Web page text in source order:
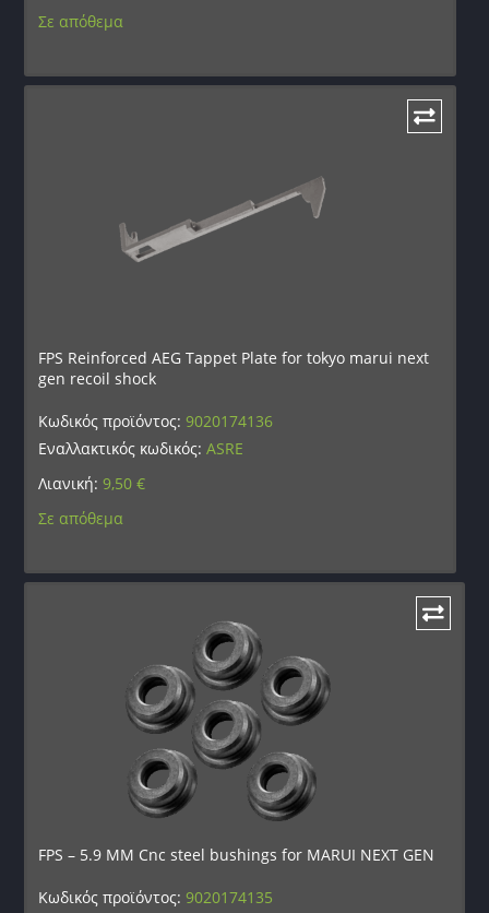
Σε απόθεμα
FPS Reinforced AEG Tappet Plate for tokyo marui next
gen recoil shock
Κωδικός προϊόντος:9020174136
Εναλλακτικός κωδικός:ASRE
Λιανική:9,50€
Σε απόθεμα
FPS – 5.9 MM Cnc steel bushings for MARUI NEXT GEN
Κωδικός προϊόντος:9020174135